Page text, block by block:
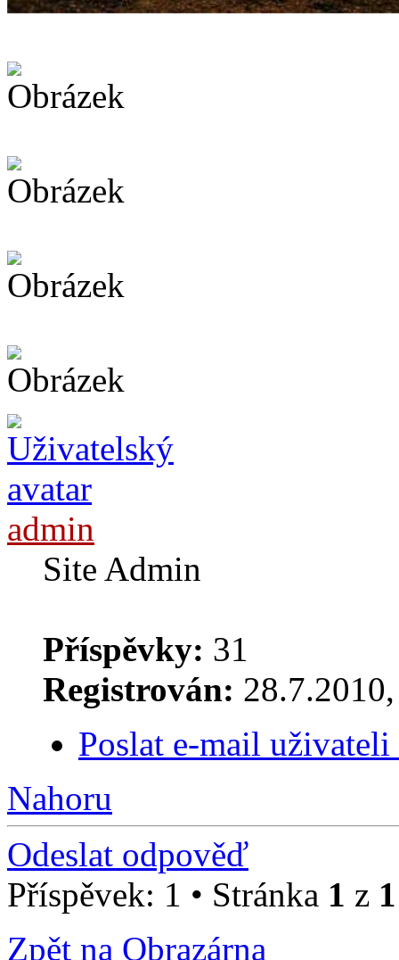
admin
Site Admin
Příspěvky: 31
Registrován:
Poslat e-mail
Nahoru
Odeslat odpověď
Příspěvek: 1 • Stránka 1 z 1
Zpět na Obrazárna